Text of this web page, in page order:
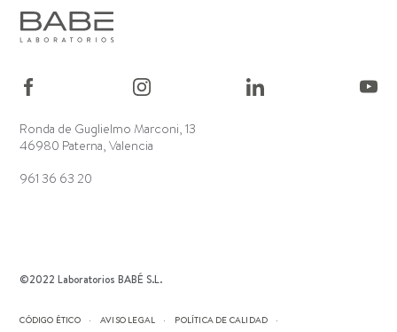
Ronda de Guglielmo Marconi, 13
46980 Paterna, Valencia
961 36 63 20
©2022 Laboratorios BABÉ S.L.
CÓDIGO ÉTICO AVISO LEGAL
POLÍTICA DE CALIDAD